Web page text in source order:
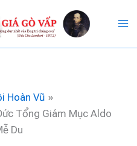
Hoàn Vũ
Tổng Giám Mục Aldo
Du